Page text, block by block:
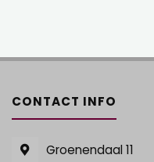
CONTACT INFO
Groenendaal 11